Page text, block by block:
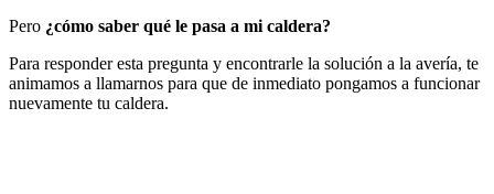
Pero ¿cómo saber qué le pasa a mi caldera?
Para responder esta pregunta y encontrarle la solución a la avería, te
animamos a llamarnos para que de inmediato pongamos a funcionar
nuevamente tu caldera.